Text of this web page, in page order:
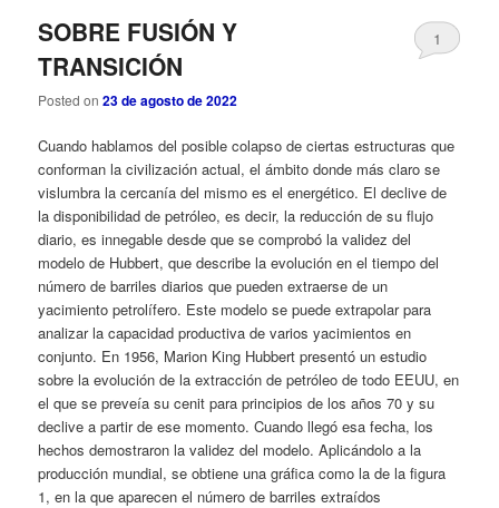
SOBRE FUSIÓN Y
TRANSICIÓN
Posted on23 de agosto de 2022
1
Cuando hablamos del posible colapso de ciertas estructuras que
conforman la civilización actual, el ámbito donde más claro se
vislumbra la cercanía del mismo es el energético. El declive de
la disponibilidad de petróleo, es decir, la reducción de su flujo
diario, es innegable desde que se comprobó la validez del
modelo de Hubbert, que describe la evolución en el tiempo del
número de barriles diarios que pueden extraerse de un
yacimiento petrolífero. Este modelo se puede extrapolar para
analizar la capacidad productiva de varios yacimientos en
conjunto. En 1956, Marion King Hubbert presentó un estudio
sobre la evolución de la extracción de petróleo de todo EEUU, en
el que se preveía su cenit para principios de los años 70 y su
declive a partir de ese momento. Cuando llegó esa fecha, los
hechos demostraron la validez del modelo. Aplicándolo a la
producción mundial, se obtiene una gráfica como la de la figura
1, en la que aparecen el número de barriles extraídos